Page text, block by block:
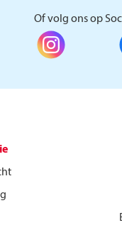
Of volg ons op